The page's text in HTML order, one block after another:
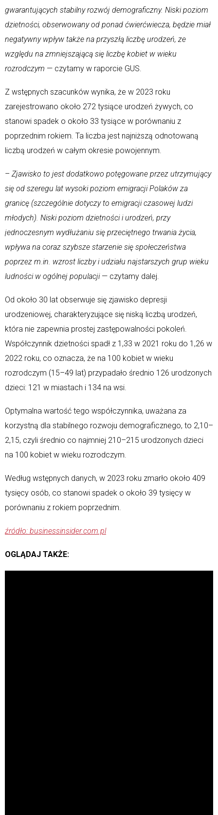
gwarantujących stabilny rozwój demograficzny. Niski poziom
dzietności, obserwowany od ponad ćwierćwiecza, będzie miał
negatywny wpływ także na przyszłą liczbę urodzeń, ze
względu na zmniejszającą się liczbę kobiet w wieku
rozrodczym — czytamy w raporcie GUS.
Z wstępnych szacunków wynika, że w 2023 roku
zarejestrowano około 272 tysiące urodzeń żywych, co
stanowi spadek o około 33 tysiące w porównaniu z
poprzednim rokiem. Ta liczba jest najniższą odnotowaną
liczbą urodzeń w całym okresie powojennym.
– Zjawisko to jest dodatkowo potęgowane przez utrzymujący
się od szeregu lat wysoki poziom emigracji Polaków za
granicę (szczególnie dotyczy to emigracji czasowej ludzi
młodych). Niski poziom dzietności i urodzeń, przy
jednoczesnym wydłużaniu się przeciętnego trwania życia,
wpływa na coraz szybsze starzenie się społeczeństwa
poprzez m.in. wzrost liczby i udziału najstarszych grup wieku
ludności w ogólnej populacji— czytamy dalej.
Od około 30 lat obserwuje się zjawisko depresji
urodzeniowej, charakteryzujące się niską liczbą urodzeń,
która nie zapewnia prostej zastępowalności pokoleń.
Współczynnik dzietności spadł z 1,33 w 2021 roku do 1,26 w
2022 roku, co oznacza, że na 100 kobiet w wieku
rozrodczym (15–49 lat) przypadało średnio 126 urodzonych
dzieci: 121 w miastach i 134 na wsi.
Optymalna wartość tego współczynnika, uważana za
korzystną dla stabilnego rozwoju demograficznego, to 2,10–
2,15, czyli średnio co najmniej 210–215 urodzonych dzieci
na 100 kobiet w wieku rozrodczym.
Według wstępnych danych, w 2023 roku zmarło około 409
tysięcy osób, co stanowi spadek o około 39 tysięcy w
porównaniu z rokiem poprzednim.
źródło: businessinsider.com.pl
OGLĄDAJ TAKŻE: